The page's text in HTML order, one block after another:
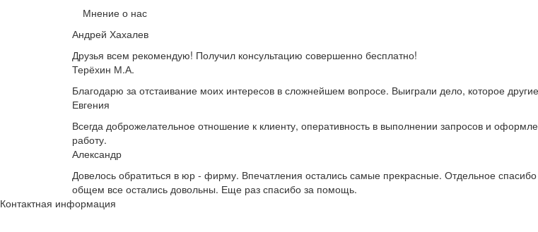
Мнение о нас
Андрей Хахалев
Друзья всем рекомендую! Получил консультацию совершенно бесплатно!
Терёхин М.А.
Благодарю за отстаивание моих интересов в сложнейшем вопросе. Выиграли дело, которое
Евгения
Всегда доброжелательное отношение к клиенту, оперативность в выполнении запросов и
работу.
Александр
Довелось обратиться в юр - фирму. Впечатления остались самые прекрасные. Отдельное
общем все остались довольны. Еще раз спасибо за помощь.
Контактная информация